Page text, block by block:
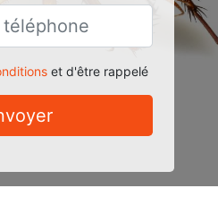
et d'être rappelé